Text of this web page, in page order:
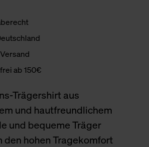
ab 150€
Trägershirt aus
und hautfreundlichem
und bequeme Träger
den hohen Tragekomfort